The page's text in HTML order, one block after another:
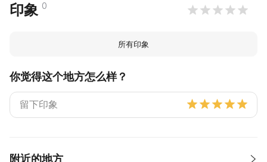
印象 0
所有印象
你觉得这个地方怎么样？
附近的地方